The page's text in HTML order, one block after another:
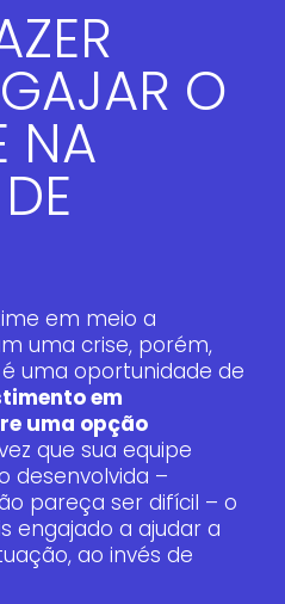
O
NA
em meio a
uma crise, porém,
uma oportunidade de
em
uma opção
que sua equipe
desenvolvida –
pareça ser difícil – o
engajado a ajudar a
ao invés de